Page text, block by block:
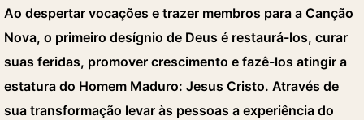
Ao despertar vocações e trazer membros para a Canção
Nova, o primeiro desígnio de Deus é restaurá-los, curar
suas feridas, promover crescimento e fazê-los atingir a
estatura do Homem Maduro: Jesus Cristo. Através de
sua transformação levar às pessoas a experiência do